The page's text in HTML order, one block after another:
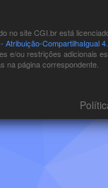
no site CGI.br está
Atribuição-CompartilhaIgual
e/ou restrições adicionais
na página correspondente.